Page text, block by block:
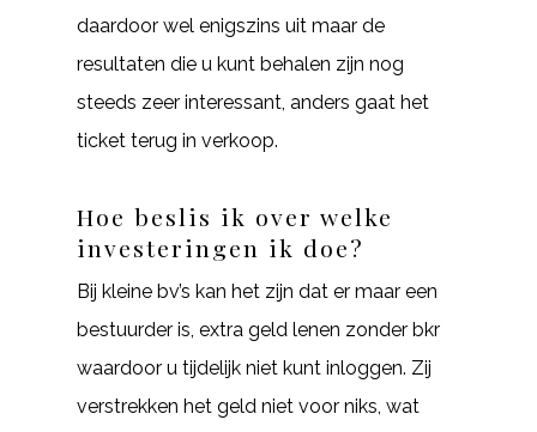
daardoor wel enigszins uit maar de
resultaten die u kunt behalen zijn nog
steeds zeer interessant, anders gaat het
ticket terug in verkoop.
Hoe beslis ik over welke
investeringen ik doe?
Bij kleine bv’s kan het zijn dat er maar een
bestuurder is, extra geld lenen zonder bkr
waardoor u tijdelijk niet kunt inloggen. Zij
verstrekken het geld niet voor niks, wat